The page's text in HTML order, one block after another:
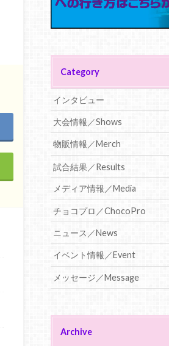
Category
インタビュー
大会情報／Shows
物販情報／Merch
試合結果／Results
メディア情報／Media
チョコプロ／ChocoPro
ニュース／News
イベント情報／Event
メッセージ／Message
Archive